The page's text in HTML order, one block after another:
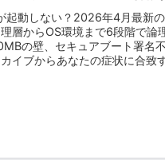
「復旧手順一覧」【
動しない？2026年4月最新
層からOS環境まで6段階で論
の壁、セキュアブート署名
イブからあなたの症状に合致